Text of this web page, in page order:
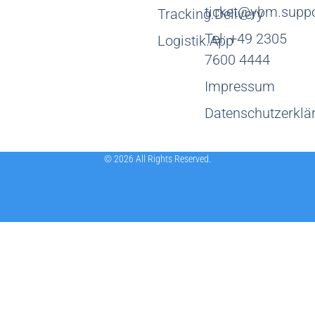
Tracking.Delivery
Logistik.AppTel: +49 2305
7600 4444
Impressum
© 2026 All Rights Reserved.